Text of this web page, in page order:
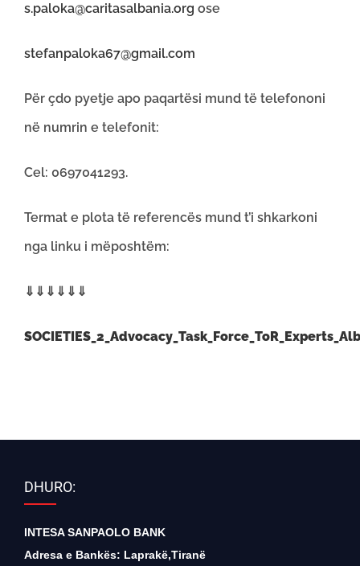
s.paloka@caritasalbania.org ose
stefanpaloka67@gmail.com
Për çdo pyetje apo paqartësi mund të telefononi
në numrin e telefonit:
Cel: 0697041293.
Termat e plota të referencës mund t’i shkarkoni
nga linku i mëposhtëm:
⇓⇓⇓⇓⇓⇓
SOCIETIES_2_Advocacy_Task_Force_ToR_Experts_Alb
DHURO:
INTESA SANPAOLO BANK
Adresa e Bankës: Laprakë,Tiranë